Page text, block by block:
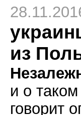
из
и о
говорит